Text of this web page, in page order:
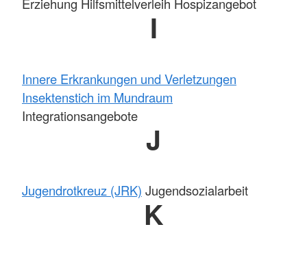
Erziehung Hilfsmittelverleih Hospizangebot
I
Innere Erkrankungen und Verletzungen
Insektenstich im Mundraum
Integrationsangebote
J
Jugendrotkreuz (JRK) Jugendsozialarbeit
K